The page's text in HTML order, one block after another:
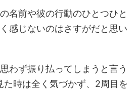
名前や彼の行動のひとつひと
感じないのはさすがだと思い
わず振り払ってしまうと言う
た時は全く気づかず、2周目を